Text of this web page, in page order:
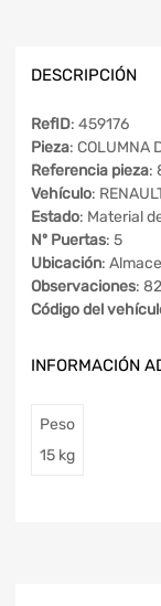
DESCRIPCIÓN
RefID: 459176
Pieza: COLUMNA
Referencia pieza:
Vehículo:
Estado: Material
Nº Puertas: 5
Ubicación:
Observaciones:
Código del
INFORMACIÓN
Peso
15 kg